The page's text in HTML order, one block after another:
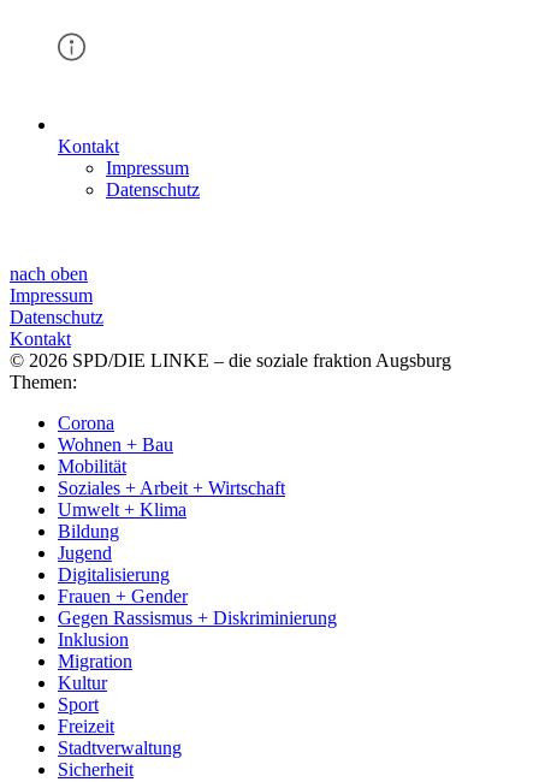
Kontakt
Impressum
Datenschutz
nach oben
Impressum
Datenschutz
Kontakt
© 2026 SPD/DIE LINKE – die soziale fraktion Augsburg
Themen:
Corona
Wohnen + Bau
Mobilität
Soziales + Arbeit + Wirtschaft
Umwelt + Klima
Bildung
Jugend
Digitalisierung
Frauen + Gender
Gegen Rassismus + Diskriminierung
Inklusion
Migration
Kultur
Sport
Freizeit
Stadtverwaltung
Sicherheit